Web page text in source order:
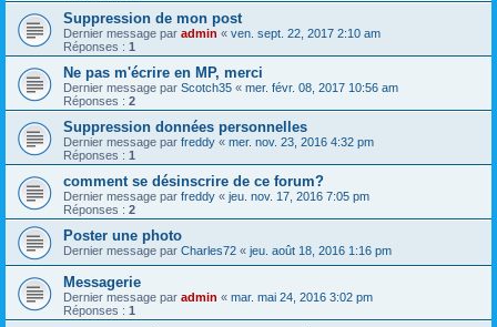
Suppression de mon post
Dernier message par admin « ven. sept. 22, 2017 2:10 am
Réponses : 1
Ne pas m'écrire en MP, merci
Dernier message par Scotch35 « mer. févr. 08, 2017 10:56 am
Réponses : 2
Suppression données personnelles
Dernier message par freddy « mer. nov. 23, 2016 4:32 pm
Réponses : 1
comment se désinscrire de ce forum?
Dernier message par freddy « jeu. nov. 17, 2016 7:05 pm
Réponses : 2
Poster une photo
Dernier message par Charles72 « jeu. août 18, 2016 1:16 pm
Messagerie
Dernier message par admin « mar. mai 24, 2016 3:02 pm
Réponses : 1